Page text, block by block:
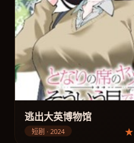
逃出大英博物馆
短剧 · 2024